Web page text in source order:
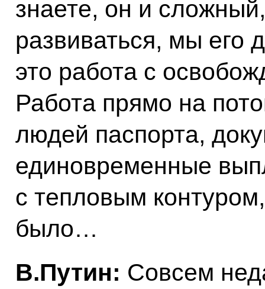
знаете, он и
развиваться, мы его
это работа с
Работа прямо на
людей паспорта,
единовременные
с тепловым
было…
В.Путин: Совсем